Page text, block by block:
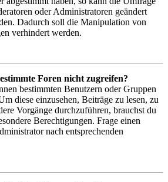
oder Administratoren geändert
Dadurch soll die Manipulation von
verhindert werden.
Foren nicht zugreifen?
bestimmten Benutzern oder Gruppen
diese einzusehen, Beiträge zu lesen, zu
Vorgänge durchzuführen, brauchst du
Berechtigungen. Frage einen
nach entsprechenden